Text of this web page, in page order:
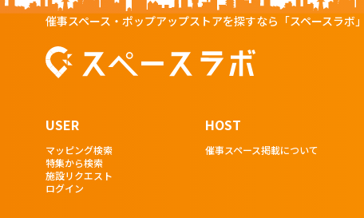
催事スペース・ポップアップストアを探すなら「スペースラボ」
USER
マッピング検索
特集から検索
施設リクエスト
ログイン
HOST
催事スペース掲載について